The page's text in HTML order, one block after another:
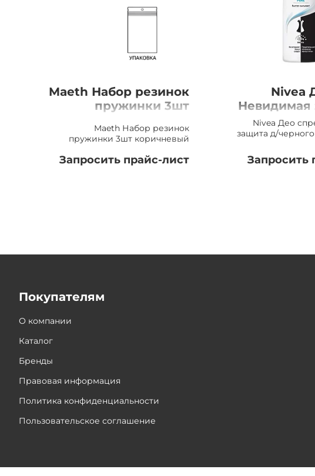
Maeth Набор резинок
пружинки 3шт
Maeth Набор резинок
пружинки 3шт коричневый
Запросить прайс-лист
Nivea
Невидимая
Pure
Nivea Део
защита д/
Запросить
Покупателям
О компании
Каталог
Бренды
Правовая информация
Политика конфиденциальности
Пользовательское соглашение